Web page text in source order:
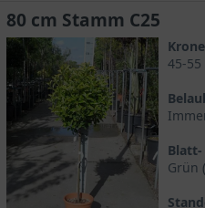
80 cm Stamm C25
45-55
Grün